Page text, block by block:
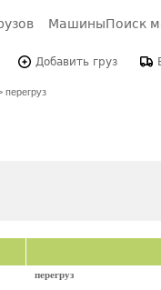
МашиныПоиск
Добавить груз
перегруз
перегруз